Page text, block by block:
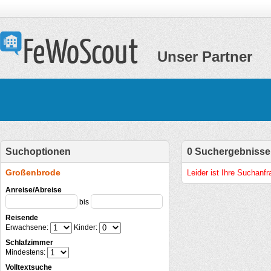
Unser Partner
Suchoptionen
Großenbrode
Anreise/Abreise
bis
Reisende
Erwachsene:
Kinder:
Schlafzimmer
Mindestens:
Volltextsuche
0 Suchergebnisse
Leider ist Ihre